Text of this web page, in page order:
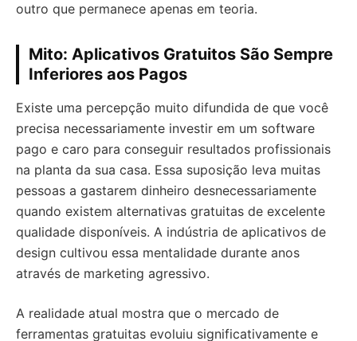
outro que permanece apenas em teoria.
Mito: Aplicativos Gratuitos São Sempre
Inferiores aos Pagos
Existe uma percepção muito difundida de que você
precisa necessariamente investir em um software
pago e caro para conseguir resultados profissionais
na planta da sua casa. Essa suposição leva muitas
pessoas a gastarem dinheiro desnecessariamente
quando existem alternativas gratuitas de excelente
qualidade disponíveis. A indústria de aplicativos de
design cultivou essa mentalidade durante anos
através de marketing agressivo.
A realidade atual mostra que o mercado de
ferramentas gratuitas evoluiu significativamente e